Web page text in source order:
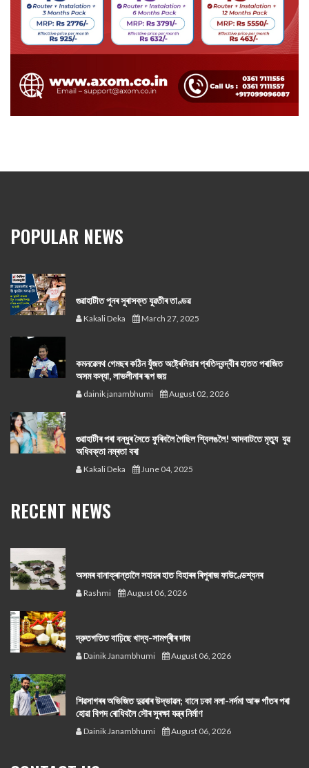
POPULAR NEWS
গুৱাহাটীত পুনৰ সুৰাসক্ত যুৱতীৰ তাণ্ডৱ
Kakali Deka March 27, 2025
কমনৱেলথ গেমছৰ কঠিন যুঁজত অষ্ট্ৰেলিয়াৰ প্ৰতিদ্বন্দ্বীৰ হাতত পৰাজিত
অসম কন্যা, লাভলীনাৰ ৰূপ জয়
dainik janambhumi August 02, 2026
গুৱাহাটীৰ পৰা বন্ধুৰ সৈতে ফুৰিবলৈ গৈছিল শ্বিলঙলৈ! আদবাটতে মৃত্যু যুৱ
অধিবক্তা নম্ৰতা বৰা
Kakali Deka June 04, 2025
RECENT NEWS
অসমৰ বানাক্ৰান্তালৈ সহায়ৰ হাত বিহাৰৰ ৰিপুৰাজ ফাউণ্ডেশ্যনৰ
Rashmi August 06, 2026
দ্রুতগতিত বাঢ়িছে খাদ্য-সামগ্ৰীৰ দাম
Dainik Janambhumi August 06, 2026
শিৱসাগৰৰ অভিজিত দুৱৰাৰ উদ্ভাৱন; বানে ঢকা নলা-নৰ্দমা আৰু গাঁতৰ পৰা
হোৱা বিপদ ৰোধিবলৈ সৌৰ সুৰক্ষা যন্ত্ৰ নিৰ্মাণ
Dainik Janambhumi August 06, 2026